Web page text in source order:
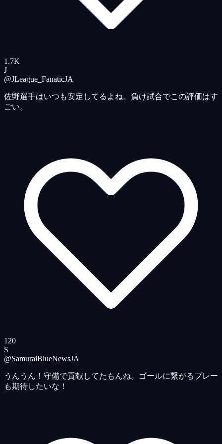
1.7K
J
@JLeague_FanaticJA
佐野選手はいつも安定してるよね。負け試合でこの評価はす
ごい。
120
S
@SamuraiBlueNewsJA
うんうん！守備で貢献してたもんね。ゴールに繋がるプレー
も期待したいな！